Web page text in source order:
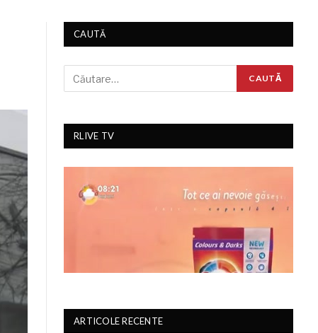
CAUTĂ
RLIVE TV
ARTICOLE RECENTE